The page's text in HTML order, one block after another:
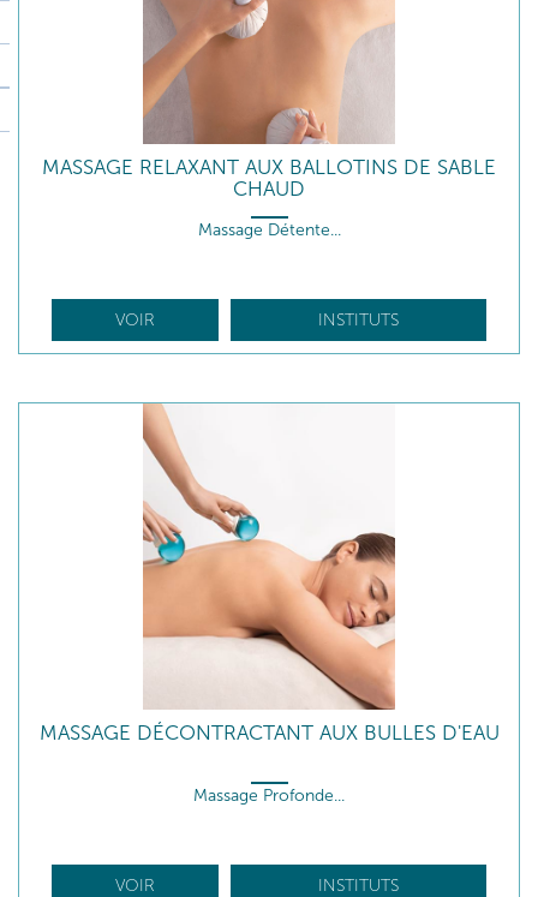
MASSAGE RELAXANT AUX BALLOTINS DE SABLE
CHAUD
Massage Détente...
VOIR INSTITUTS
MASSAGE DÉCONTRACTANT AUX BULLES D'EAU
Massage Profonde...
VOIR INSTITUTS